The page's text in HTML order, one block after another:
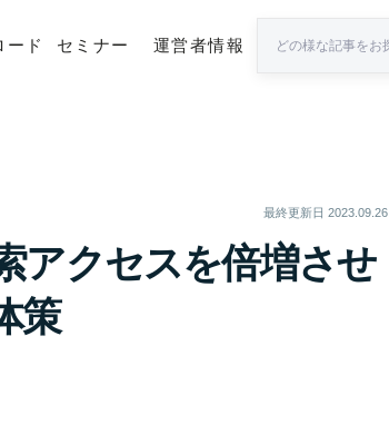
ード セミナー 運営者情報
最終更新日 2023.09.26
アクセスを倍増させ
策